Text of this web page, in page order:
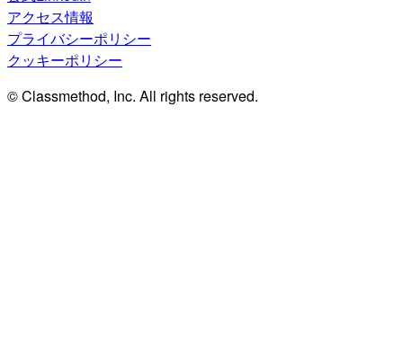
アクセス情報
プライバシーポリシー
クッキーポリシー
© Classmethod, Inc. All rights reserved.